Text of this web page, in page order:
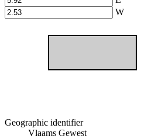
W
Geographic identifier
Vlaams Gewest